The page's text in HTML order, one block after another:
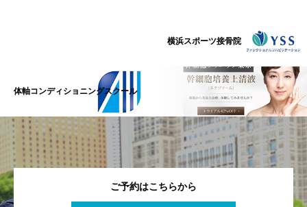
横浜スポーツ接骨院
体軸コンディショニングスクール
ご予約はこちらから